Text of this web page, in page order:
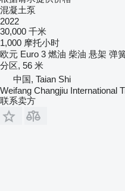
混凝土泵
2022
30,000 千米
1,000 摩托小时
欧元 Euro 3 燃油 柴油 悬架 弹
分区, 56 米
中国, Taian Shi
Weifang Changjiu International
联系卖方